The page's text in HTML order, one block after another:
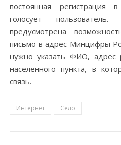
постоянная регистрация
голосует
предусмотрена
письмо в адрес Минцифры
нужно указать ФИО, адрес
населенного пункта, в
связь.
Интернет Село